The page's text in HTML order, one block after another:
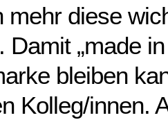
mehr diese
Damit „made
bleiben
Kolleg/innen.